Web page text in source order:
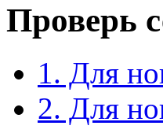
Проверь
1. Для
2. Для